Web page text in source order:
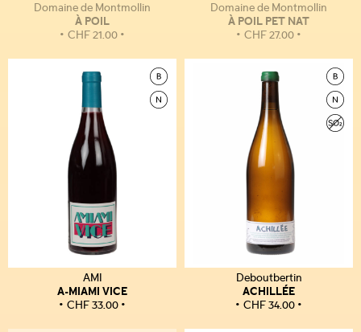
Domaine de Montmollin
À POIL
CHF21.00
Domaine de Montmollin
À POIL PET NAT
CHF27.00
AMI
A-MIAMI VICE
CHF33.00
Deboutbertin
ACHILLÉE
CHF34.00